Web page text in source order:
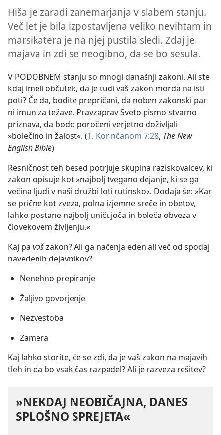
Hiša je zaradi zanemarjanja v slabem stanju.
Več let je bila izpostavljena veliko nevihtam in
marsikatera je na njej pustila sledi. Zdaj je
majava in zdi se neogibno, da se bo sesula.
V PODOBNEM stanju so mnogi današnji zakoni. Ali ste
kdaj imeli občutek, da je tudi vaš zakon morda na isti
poti? Če da, bodite prepričani, da noben zakonski par
ni imun za težave. Pravzaprav Sveto pismo stvarno
priznava, da bodo poročeni verjetno doživljali
»bolečino in žalost«. (1. Korinčanom 7:28, The New
English Bible)
Resničnost teh besed potrjuje skupina raziskovalcev, ki
zakon opisuje kot »najbolj tvegano dejanje, ki se ga
večina ljudi v naši družbi loti rutinsko«. Dodaja še: »Kar
se prične kot zveza, polna izjemne sreče in obetov,
lahko postane najbolj uničujoča in boleča obveza v
človekovem življenju.«
Kaj pa vašzakon? Ali ga načenja eden ali več od spodaj
navedenih dejavnikov?
Nenehno prepiranje
Žaljivo govorjenje
Nezvestoba
Zamera
Kaj lahko storite, če se zdi, da je vaš zakon na majavih
tleh in da bo vsak čas razpadel? Ali je razveza rešitev?
»NEKDAJ NEOBIČAJNA, DANES
SPLOŠNO SPREJETA«